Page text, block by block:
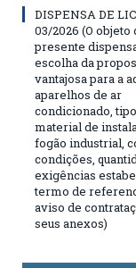
DISPENSA DE
03/2026 (O objeto
presente
escolha da
vantajosa para a
aparelhos de ar
condicionado,
material de
fogão industrial,
condições,
exigências
termo de
aviso de
seus anexos)